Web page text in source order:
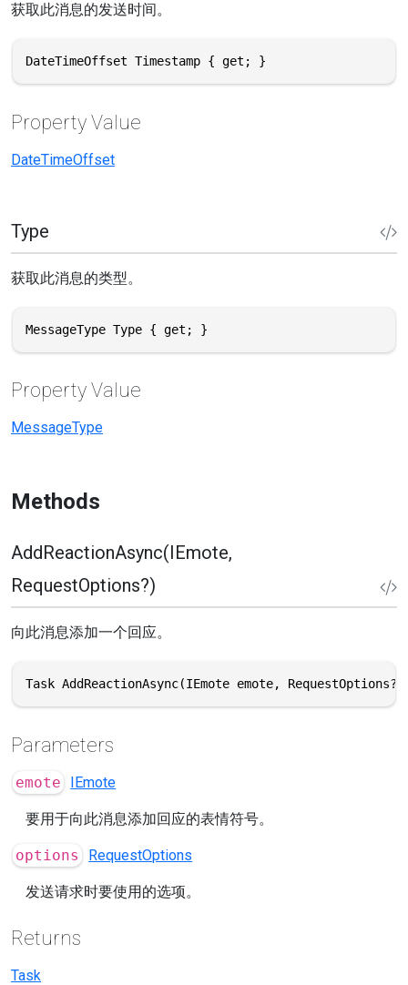
获取此消息的发送时间。
DateTimeOffset Timestamp { get; }
Property Value
DateTimeOffset
Type
获取此消息的类型。
MessageType Type { get; }
Property Value
MessageType
Methods
AddReactionAsync(IEmote,
RequestOptions?)
向此消息添加一个回应。
Task AddReactionAsync(IEmote emote,
Parameters
emote IEmote
要用于向此消息添加回应的表情符号。
options RequestOptions
发送请求时要使用的选项。
Returns
Task